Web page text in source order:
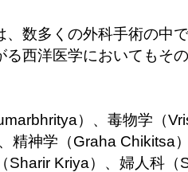
、数多くの外科手術の中
る西洋医学においてもそ
）、毒物学（
精神学（Graha Chikitsa
Sharir Kriya）、婦人科（